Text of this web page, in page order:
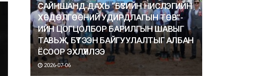
САЙНШАНД ДАХЬ “БҮСИЙН НИСЛЭГИЙН
ХӨДӨЛГӨӨНИЙ УДИРДЛАГЫН ТӨВ”-
ИЙН ЦОГЦОЛБОР БАРИЛГЫН ШАВЫГ
ТАВЬЖ, БҮТЭЭН БАЙГУУЛАЛТЫГ АЛБАН
ЁСООР ЭХЛҮҮЛЛЭЭ
2026-07-06